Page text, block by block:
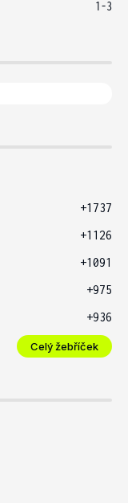
1-3
+1737
+1126
+1091
+975
+936
Celý žebříček